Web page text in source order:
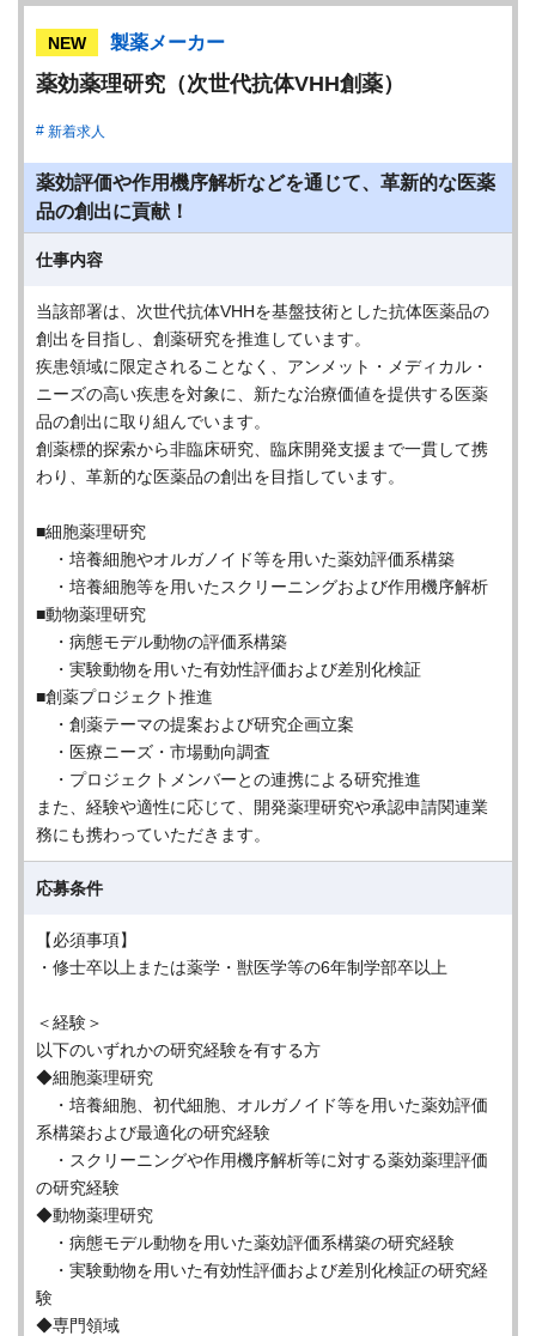
NEW 製薬メーカー
薬効薬理研究（次世代抗体VHH創薬）
新着求人
薬効評価や作用機序解析などを通じて、革新的な医薬
品の創出に貢献！
仕事内容
当該部署は、次世代抗体VHHを基盤技術とした抗体医薬品の
創出を目指し、創薬研究を推進しています。
疾患領域に限定されることなく、アンメット・メディカル・
ニーズの高い疾患を対象に、新たな治療価値を提供する医薬
品の創出に取り組んでいます。
創薬標的探索から非臨床研究、臨床開発支援まで一貫して携
わり、革新的な医薬品の創出を目指しています。
■細胞薬理研究
・培養細胞やオルガノイド等を用いた薬効評価系構築
・培養細胞等を用いたスクリーニングおよび作用機序解析
■動物薬理研究
・病態モデル動物の評価系構築
・実験動物を用いた有効性評価および差別化検証
■創薬プロジェクト推進
・創薬テーマの提案および研究企画立案
・医療ニーズ・市場動向調査
・プロジェクトメンバーとの連携による研究推進
また、経験や適性に応じて、開発薬理研究や承認申請関連業
務にも携わっていただきます。
応募条件
【必須事項】
・修士卒以上または薬学・獣医学等の6年制学部卒以上
＜経験＞
以下のいずれかの研究経験を有する方
◆細胞薬理研究
・培養細胞、初代細胞、オルガノイド等を用いた薬効評価
系構築および最適化の研究経験
・スクリーニングや作用機序解析等に対する薬効薬理評価
の研究経験
◆動物薬理研究
・病態モデル動物を用いた薬効評価系構築の研究経験
・実験動物を用いた有効性評価および差別化検証の研究経
験
◆専門領域